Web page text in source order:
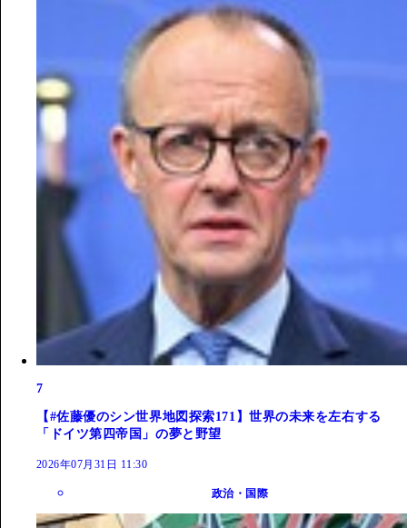
7
【#佐藤優のシン世界地図探索171】世界の未来を左右する
「ドイツ第四帝国」の夢と野望
2026年07月31日 11:30
政治・国際